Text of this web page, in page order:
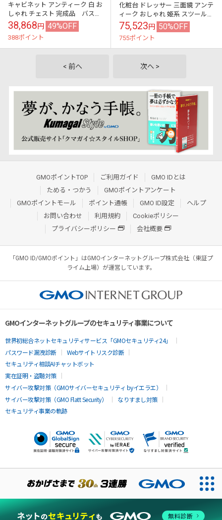
キャビネット アンティーク 白 お
しゃれ チェスト 完成品 バスケ
ット付き
38,868円 49%OFF
388ポイント
化粧台 ドレッサー 三面鏡 アンテ
ィーク おしゃれ 姫系 スツール付
き
75,523円 50%OFF
755ポイント
< 前へ 次へ >
GMOポイントTOP ご利用ガイド
GMO IDとは
ためる・つかう
GMOポイントアンケート
GMOポイントモール
ポイント通帳 GMO ID設定
ヘルプ
お問い合わせ
利用規約
Cookieポリシー
プライバシーポリシー
会社概要
「GMO ID/GMOポイント」はGMOインターネットグループ株式会社（東証プ
ライム上場）が運営しています。
GMOインターネットグループのセキュリティ事業について
世界初総合ネットセキュリティサービス「GMOセキュリティ24」
パスワード漏洩診断
Webサイトリスク診断
セキュリティ相談AIチャットボット
実在証明・盗聴対策
サイバー攻撃対策（GMOサイバーセキュリティ byイエラエ）
サイバー攻撃対策（GMO Flatt Security）
なりすまし対策
セキュリティ事業の軌跡
無料診断